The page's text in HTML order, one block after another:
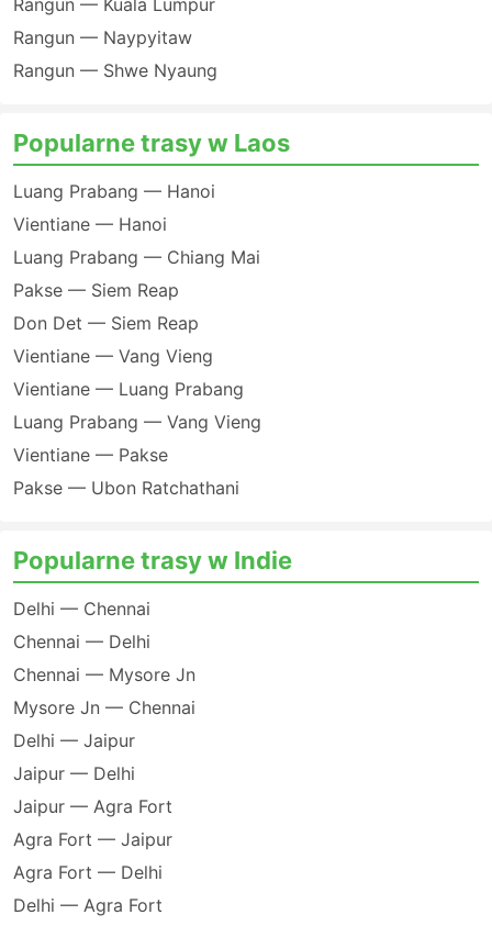
Rangun — Kuala Lumpur
Rangun — Naypyitaw
Rangun — Shwe Nyaung
Popularne trasy w Laos
Luang Prabang — Hanoi
Vientiane — Hanoi
Luang Prabang — Chiang Mai
Pakse — Siem Reap
Don Det — Siem Reap
Vientiane — Vang Vieng
Vientiane — Luang Prabang
Luang Prabang — Vang Vieng
Vientiane — Pakse
Pakse — Ubon Ratchathani
Popularne trasy w Indie
Delhi — Chennai
Chennai — Delhi
Chennai — Mysore Jn
Mysore Jn — Chennai
Delhi — Jaipur
Jaipur — Delhi
Jaipur — Agra Fort
Agra Fort — Jaipur
Agra Fort — Delhi
Delhi — Agra Fort